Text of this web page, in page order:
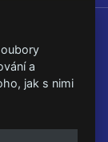
BOHEMIA, a.s.
a
jak s nimi